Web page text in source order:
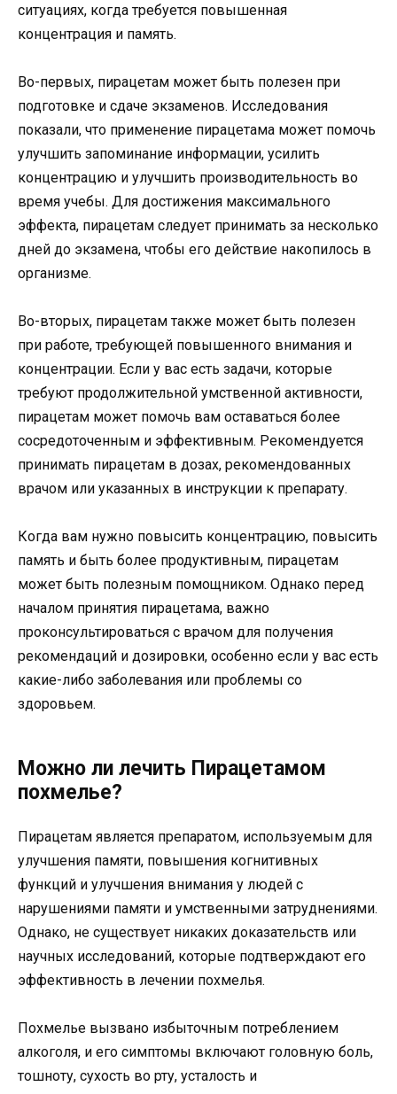
ситуациях, когда требуется повышенная
концентрация и память.
Во-первых, пирацетам может быть полезен при
подготовке и сдаче экзаменов. Исследования
показали, что применение пирацетама может помочь
улучшить запоминание информации, усилить
концентрацию и улучшить производительность во
время учебы. Для достижения максимального
эффекта, пирацетам следует принимать за несколько
дней до экзамена, чтобы его действие накопилось в
организме.
Во-вторых, пирацетам также может быть полезен
при работе, требующей повышенного внимания и
концентрации. Если у вас есть задачи, которые
требуют продолжительной умственной активности,
пирацетам может помочь вам оставаться более
сосредоточенным и эффективным. Рекомендуется
принимать пирацетам в дозах, рекомендованных
врачом или указанных в инструкции к препарату.
Когда вам нужно повысить концентрацию, повысить
память и быть более продуктивным, пирацетам
может быть полезным помощником. Однако перед
началом принятия пирацетама, важно
проконсультироваться с врачом для получения
рекомендаций и дозировки, особенно если у вас есть
какие-либо заболевания или проблемы со
здоровьем.
Можно ли лечить Пирацетамом
похмелье?
Пирацетам является препаратом, используемым для
улучшения памяти, повышения когнитивных
функций и улучшения внимания у людей с
нарушениями памяти и умственными затруднениями.
Однако, не существует никаких доказательств или
научных исследований, которые подтверждают его
эффективность в лечении похмелья.
Похмелье вызвано избыточным потреблением
алкоголя, и его симптомы включают головную боль,
тошноту, сухость во рту, усталость и